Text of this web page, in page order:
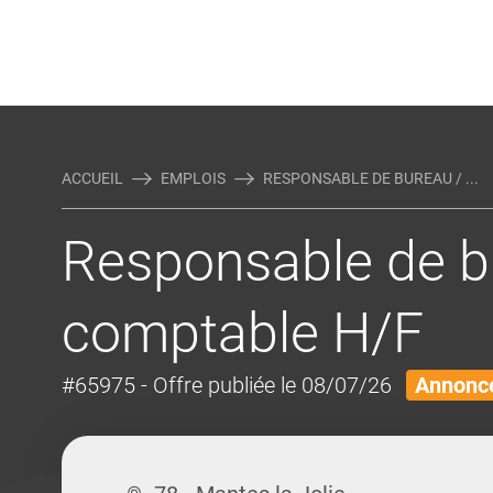
ACCUEIL EMPLOIS RESPONSABLE DE BUREAU / ...
Responsable de
comptable H/F
#65975 - Offre publiée le 08/07/26